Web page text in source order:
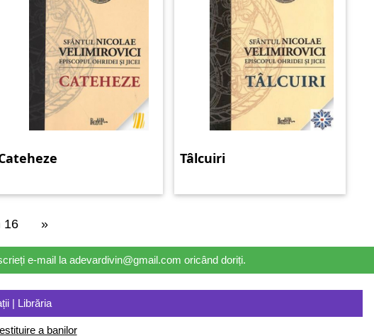
Tâlcuiri
16 »
e-mail la adevardivin@gmail.com oricând doriți.
| Librăria
a banilor